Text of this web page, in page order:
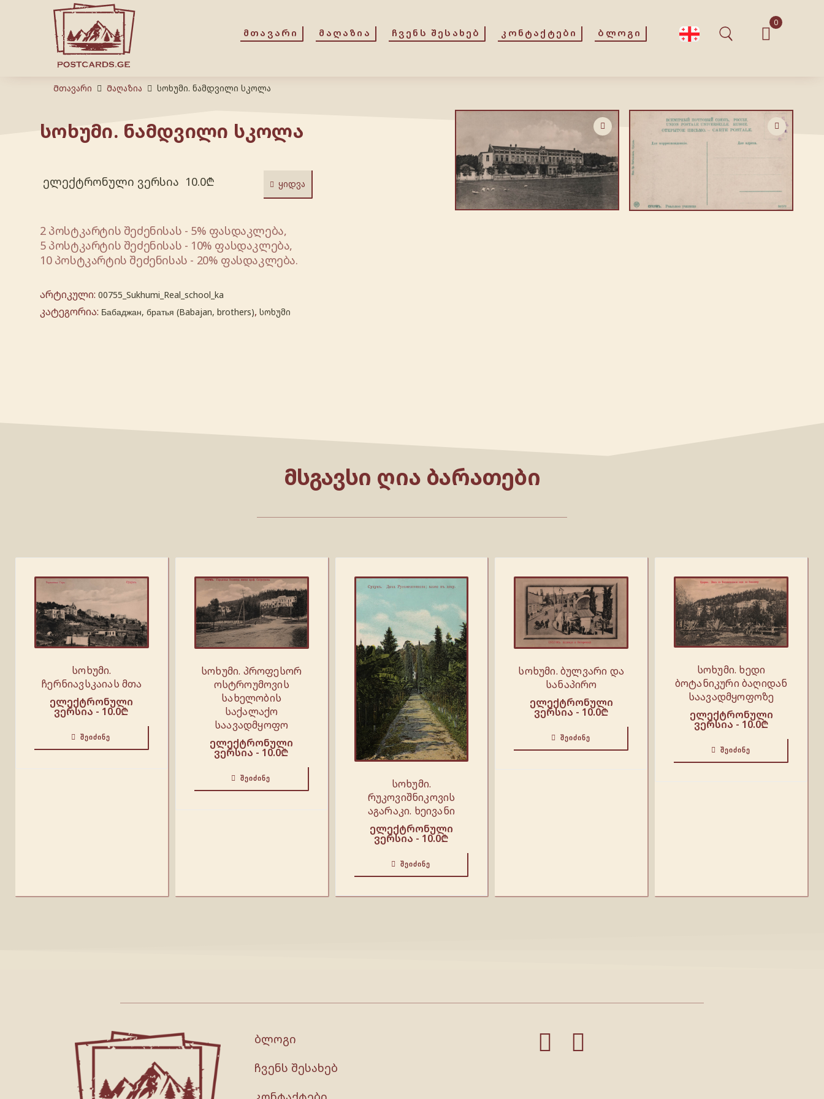
ᲛᲗᲐᲕᲐᲠᲘ ᲛᲐᲦᲐᲖᲘᲐ ᲩᲕᲔᲜᲡ ᲨᲔᲡᲐᲮᲔᲑ ᲙᲝᲜᲢᲐᲥᲢᲔᲑᲘ ᲑᲚᲝᲒᲘ
0
Მთავარი Მაღაზია სოხუმი. ნამდვილი სკოლა
სოხუმი. ნამდვილი სკოლა
ელექტრონული ვერსია 10.0₾ ᲧᲘᲓᲕᲐ
2 პოსტკარტის შეძენისას - 5% ფასდაკლება,
5 პოსტკარტის შეძენისას - 10% ფასდაკლება,
10 პოსტკარტის შეძენისას - 20% ფასდაკლება.
არტიკული: 00755_Sukhumi_Real_school_ka
კატეგორია: Бабаджан, братья (Babajan, brothers), სოხუმი
ᲛᲡᲒᲐᲕᲡᲘ ᲦᲘᲐ ᲑᲐᲠᲐᲗᲔᲑᲘ
სოხუმი.
ჩერნიავსკაიას მთა
ელექტრონული
ვერსია - 10.0₾
ᲨᲔᲘᲫᲘᲜᲔ
სოხუმი. პროფესორ
ოსტროუმოვის
სახელობის
საქალაქო
საავადმყოფო
ელექტრონული
ვერსია - 10.0₾
ᲨᲔᲘᲫᲘᲜᲔ
სოხუმი.
რუკოვიშნიკოვის
აგარაკი. ხეივანი
ელექტრონული
ვერსია - 10.0₾
ᲨᲔᲘᲫᲘᲜᲔ
სოხუმი. ბულვარი და
სანაპირო
ელექტრონული
ვერსია - 10.0₾
ᲨᲔᲘᲫᲘᲜᲔ
სოხუმი. ხედი
ბოტანიკური ბაღიდან
საავადმყოფოზე
ელექტრონული
ვერსია - 10.0₾
ᲨᲔᲘᲫᲘᲜᲔ
ბლოგი
ჩვენს შესახებ